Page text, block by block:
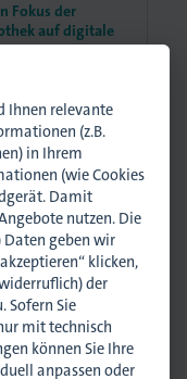
Fokus der
auf digitale
Ihnen relevante
(z.B.
in Ihrem
(wie Cookies
Damit
nutzen. Die
Daten geben wir
klicken,
der
Sofern Sie
mit technisch
können Sie Ihre
anpassen oder